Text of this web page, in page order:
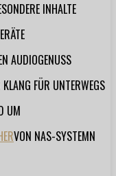
INHALTE
AUDIOGENUSS
KLANG FÜR UNTERWEGS
UM
VON NAS-SYSTEMN